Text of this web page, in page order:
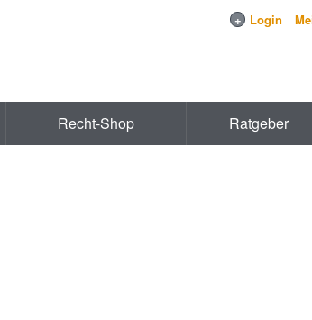
+ Login
Recht-Shop Ratgeber